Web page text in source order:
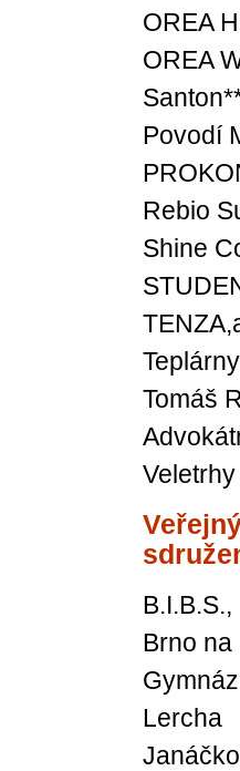
OREA
OREA
Povodí
Rebio
Shine
Tomáš
B.I.B.S.,
Brno na
Lercha